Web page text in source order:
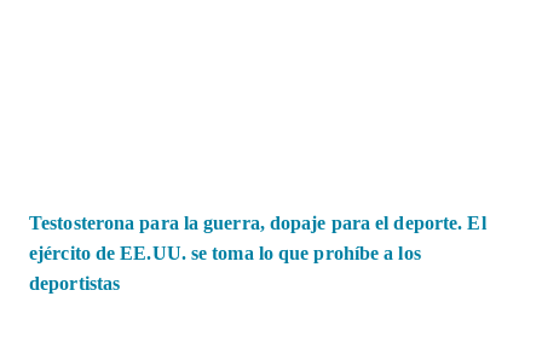
Testosterona para la guerra, dopaje para el deporte. El
ejército de EE.UU. se toma lo que prohíbe a los
deportistas